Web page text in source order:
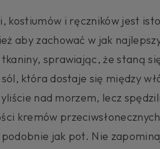
kostiumów i ręczników jest
aby zachować w jak
sprawiając, że staną
która dostaje się między
nad morzem, lecz
kremów
jak pot. Nie